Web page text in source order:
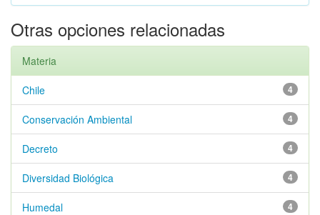
Otras opciones relacionadas
Materia
4
Chile
4
Conservación Ambiental
4
Decreto
4
Diversidad Biológica
4
Humedal